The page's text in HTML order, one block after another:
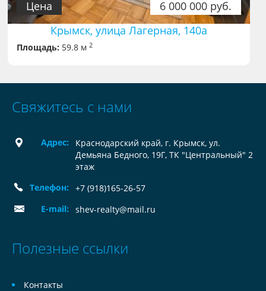
6 000 000 руб.
Цена
Крымск, улица Лагерная, 140а
Площадь: 59.8 м2
Свяжитесь с нами
Адрес:
Краснодарский край, г. Крымск, ул.
Демьяна Бедного, 19Г, ТК "Центральный" 2
этаж
Телефон:
+7 (918)165-26-57
E-mail:
shev-realty@mail.ru
Полезные ссылки
Контакты